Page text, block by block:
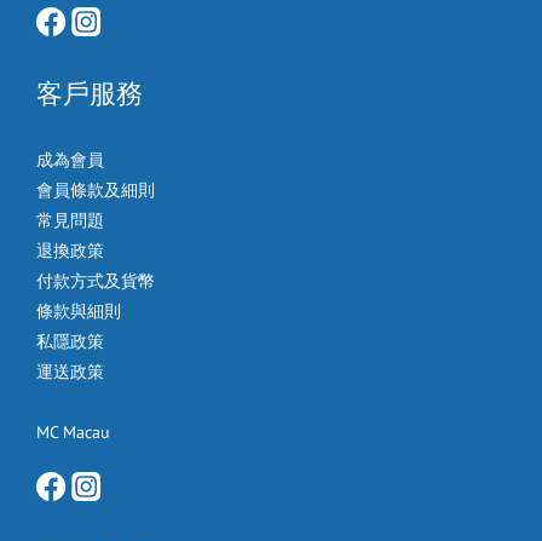
客戶服務
成為會員
會員條款及細則
常見問題
退換政策
付款方式及貨幣
條款與細則
私隱政策
運送政策
MC Macau